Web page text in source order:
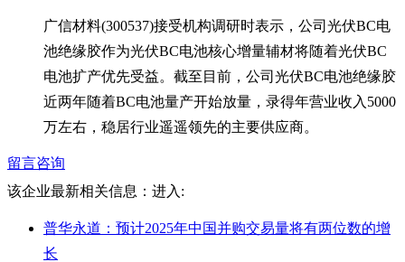
广信材料(300537)接受机构调研时表示，公司光伏BC电
池绝缘胶作为光伏BC电池核心增量辅材将随着光伏BC
电池扩产优先受益。截至目前，公司光伏BC电池绝缘胶
近两年随着BC电池量产开始放量，录得年营业收入5000
万左右，稳居行业遥遥领先的主要供应商。
留言咨询
该企业最新相关信息： 进入:
普华永道：预计2025年中国并购交易量将有两位数的增
长